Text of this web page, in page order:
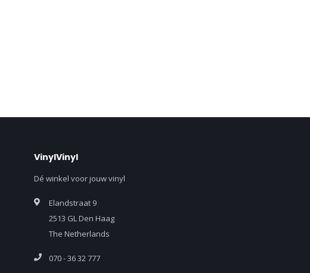
VinylVinyl
Dé winkel voor jouw vinyl
Elandstraat 9
2513 GL Den Haag
The Netherlands
070 - 36 32 777